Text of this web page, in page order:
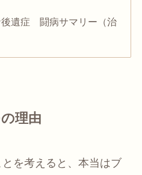
後遺症 闘病サマリー（治
理由
を考えると、本当はブ